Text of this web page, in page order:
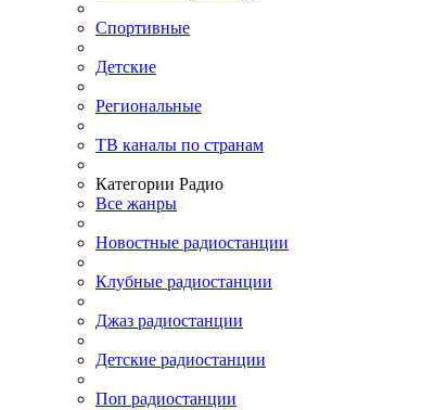
Спортивные
Детские
Региональные
ТВ каналы по странам
Категории Радио
Все жанры
Новостные радиостанции
Клубные радиостанции
Джаз радиостанции
Детские радиостанции
Поп радиостанции